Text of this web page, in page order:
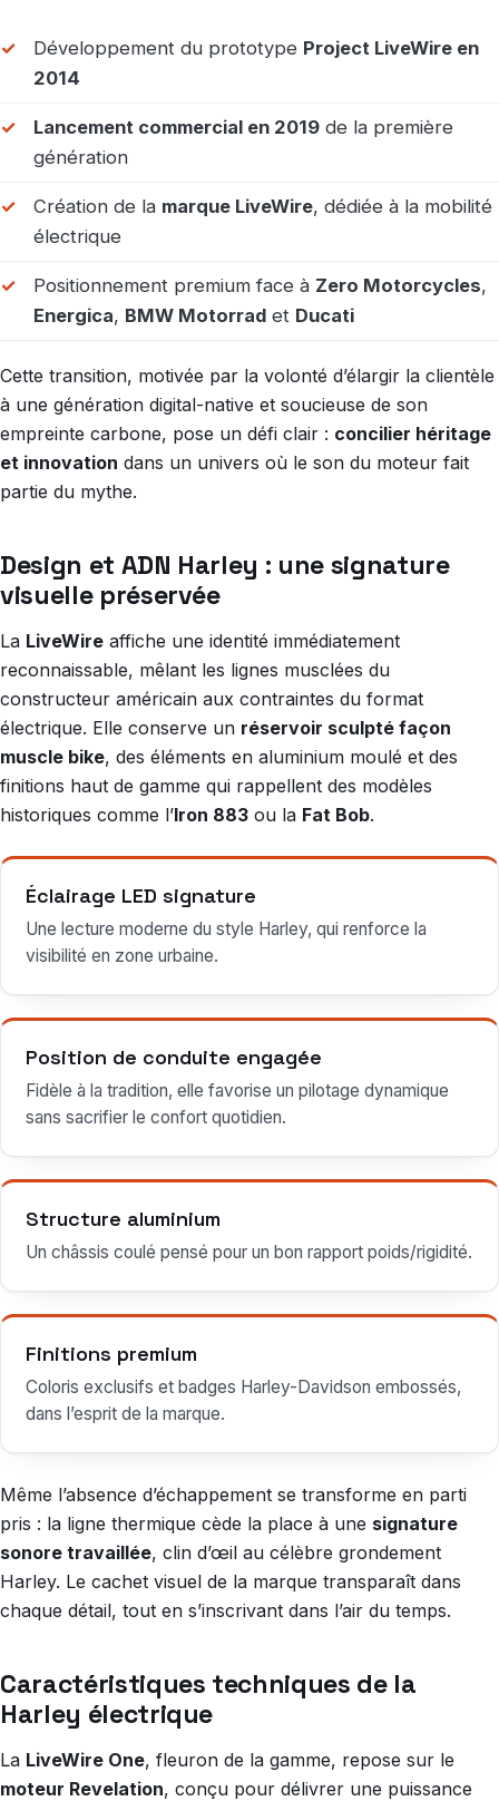
Développement du prototype Project LiveWire en
2014
Lancement commercial en 2019 de la première
génération
Création de la marque LiveWire, dédiée à la mobilité
électrique
Positionnement premium face à Zero Motorcycles,
Energica, BMW Motorrad et Ducati
Cette transition, motivée par la volonté d’élargir la clientèle
à une génération digital-native et soucieuse de son
empreinte carbone, pose un défi clair : concilier héritage
et innovation dans un univers où le son du moteur fait
partie du mythe.
Design et ADN Harley : une signature
visuelle préservée
La LiveWire affiche une identité immédiatement
reconnaissable, mêlant les lignes musclées du
constructeur américain aux contraintes du format
électrique. Elle conserve un réservoir sculpté façon
muscle bike, des éléments en aluminium moulé et des
finitions haut de gamme qui rappellent des modèles
historiques comme l’Iron 883 ou la Fat Bob.
Éclairage LED signature
Une lecture moderne du style Harley, qui renforce la
visibilité en zone urbaine.
Position de conduite engagée
Fidèle à la tradition, elle favorise un pilotage dynamique
sans sacrifier le confort quotidien.
Structure aluminium
Un châssis coulé pensé pour un bon rapport poids/rigidité.
Finitions premium
Coloris exclusifs et badges Harley-Davidson embossés,
dans l’esprit de la marque.
Même l’absence d’échappement se transforme en parti
pris : la ligne thermique cède la place à une signature
sonore travaillée, clin d’œil au célèbre grondement
Harley. Le cachet visuel de la marque transparaît dans
chaque détail, tout en s’inscrivant dans l’air du temps.
Caractéristiques techniques de la
Harley électrique
La LiveWire One, fleuron de la gamme, repose sur le
moteur Revelation, conçu pour délivrer une puissance